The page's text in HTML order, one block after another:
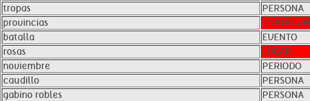
tropas
PERSONA
provincias
UNKNOWN
batalla
EVENTO
rosas
LUGAR
noviembre
PERIODO
caudillo
PERSONA
gabino robles
PERSONA